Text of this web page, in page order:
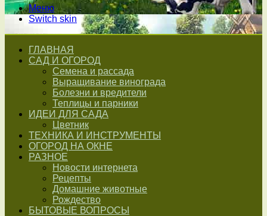
Меню
Switch skin
ГЛАВНАЯ
САД И ОГОРОД
Семена и рассада
Выращивание винограда
Болезни и вредители
Теплицы и парники
ИДЕИ ДЛЯ САДА
Цветник
ТЕХНИКА И ИНСТРУМЕНТЫ
ОГОРОД НА ОКНЕ
РАЗНОЕ
Новости интернета
Рецепты
Домашние животные
Рождество
БЫТОВЫЕ ВОПРОСЫ